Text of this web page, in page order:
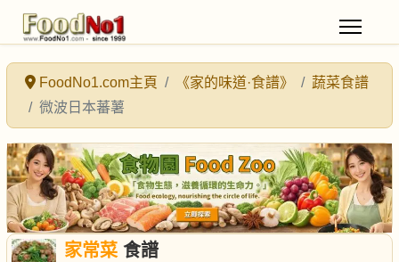
FoodNo1.com主頁 《家的味道·食譜》
蔬菜食譜
微波日本蕃薯
家常菜食譜